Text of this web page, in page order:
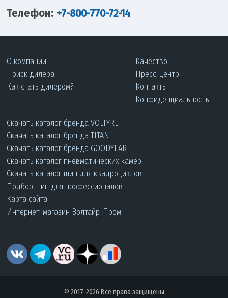
Телефон: +7-800-770-72-14
О компании
Поиск дилера
Как стать дилером?
Качество
Пресс-центр
Контакты
Конфиденциальность
Скачать каталог бренда VOLTYRE
Скачать каталог бренда TITAN
Скачать каталог бренда GOODYEAR
Скачать каталог пневматических камер
Скачать каталог шин для квадроциклов
Подбор шин для профессионалов
Карта сайта
Интернет-магазин Волтайр-Пром
© 2017-2026 Все права защищены